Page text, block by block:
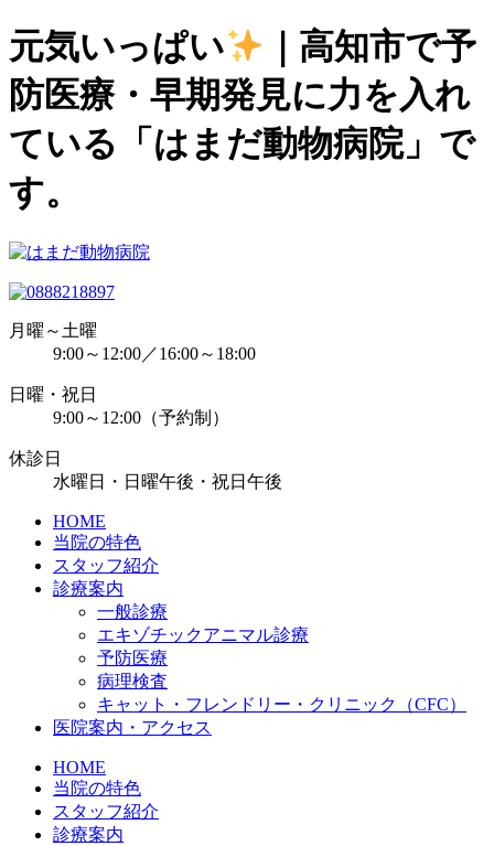
元気いっぱい
｜高知市で予
防医療・早期発見に力を入れ
ている「はまだ動物病院」で
す。
月曜～土曜
9:00～12:00／16:00～18:00
日曜・祝日
9:00～12:00（予約制）
休診日
水曜日・日曜午後・祝日午後
HOME
当院の特色
スタッフ紹介
診療案内
一般診療
エキゾチックアニマル診療
予防医療
病理検査
キャット・フレンドリー・クリニック（CFC）
医院案内・アクセス
HOME
当院の特色
スタッフ紹介
診療案内